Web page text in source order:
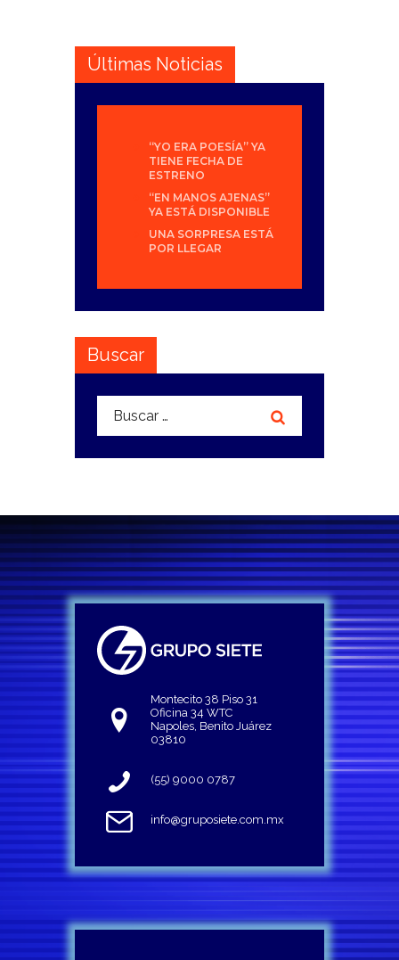
Últimas Noticias
“YO ERA POESÍA” YA
TIENE FECHA DE
ESTRENO
“EN MANOS AJENAS”
YA ESTÁ DISPONIBLE
UNA SORPRESA ESTÁ
POR LLEGAR
Buscar
Buscar:
Montecito 38 Piso 31
Oficina 34 WTC
Napoles, Benito Juárez
03810
(55) 9000 0787
info@gruposiete.com.mx